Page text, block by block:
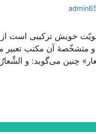
خویش ترکیبی است
و متشخّصۀ آن مکتب
چنین می‌گوید: و